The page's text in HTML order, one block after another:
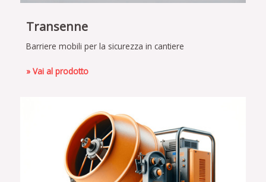
Transenne
Barriere mobili per la sicurezza in cantiere
» Vai al prodotto